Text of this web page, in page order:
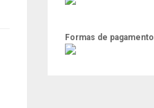
Formas de pagamento